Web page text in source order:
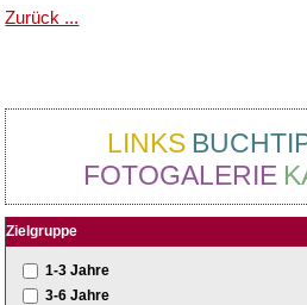
Zurück ...
LINKS
FOTOGALERIE
Zielgruppe
1-3 Jahre
3-6 Jahre